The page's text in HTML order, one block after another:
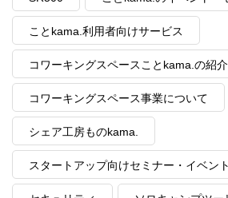
ことkama.利用者向けサービス
コワーキングスペースことkama.の紹介
コワーキングスペース事業について
シェア工房ものkama.
スタートアップ向けセミナー・イベント